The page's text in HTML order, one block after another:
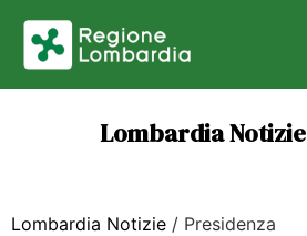
Lombardia Notizie
Lombardia Notizie / Presidenza